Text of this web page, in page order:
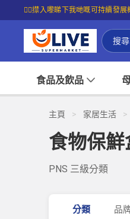
☝🏼㩒入嚟睇下我哋嘅可持續發展
食品及飲品
主頁 > 家居生活 >
食物保鮮
PNS 三級分類
分類 品